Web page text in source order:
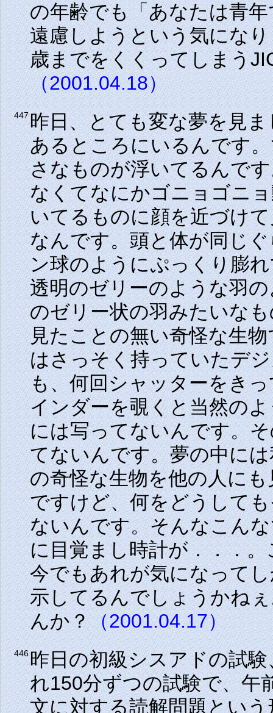
の年齢でも「あなたは青
遠慮しようという気にな
歳までをくくってしまう
（2001.04.18）
447 昨日、とても変な夢を見
あるところにいるんです
さなものが浮いてるんで
なくてなにかゴニョゴニ
いてるものに顔を近づけ
なんです。頭と体が同じ
ン球のようにぷっくり膨
透明のゼリーのような羽
のゼリー状の羽みたいな
見たことの無い奇怪な生
はさっそく持っていたデ
も、何回シャッターをき
インダーを覗くと当然の
には写ってないんです。
てないんです。夢の中に
の奇怪な生物を他の人に
ですけど、何をどうして
ないんです。そんなこん
に目覚まし時計が．．．
今でもあれが気になって
示してるんでしょうかね
んか？（2001.04.17）
446昨日の初級シスアドの試
れ150分ずつの試験で、午
文に対する読解問題とい